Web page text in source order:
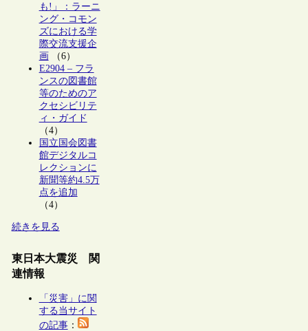
も!」：ラーニ
ング・コモン
ズにおける学
際交流支援企
画 （6）
E2904 – フラ
ンスの図書館
等のためのア
クセシビリテ
ィ・ガイド
（4）
国立国会図書
館デジタルコ
レクションに
新聞等約4.5万
点を追加
（4）
続きを見る
東日本大震災 関
連情報
「災害」に関
する当サイト
の記事：